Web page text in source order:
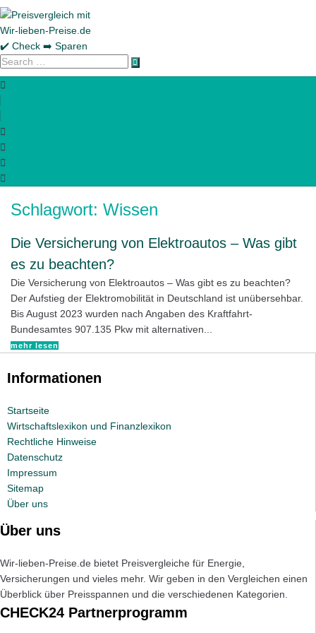
Skip
Search
…
Schlagwort: Wissen
Die Versicherung von Elektroautos – Was gibt
es zu beachten?
Die Versicherung von Elektroautos – Was gibt es zu beachten?
Der Aufstieg der Elektromobilität in Deutschland ist unübersehbar.
Bis August 2023 wurden nach Angaben des Kraftfahrt-
Bundesamtes 907.135 Pkw mit alternativen...
mehr lesen
Informationen
Startseite
Wirtschaftslexikon und Finanzlexikon
Rechtliche Hinweise
Datenschutz
Impressum
Sitemap
Über uns
Über uns
Wir-lieben-Preise.de bietet Preisvergleiche für Energie,
Versicherungen und vieles mehr. Wir geben in den Vergleichen einen
Überblick über Preisspannen und die verschiedenen Kategorien.
CHECK24 Partnerprogramm